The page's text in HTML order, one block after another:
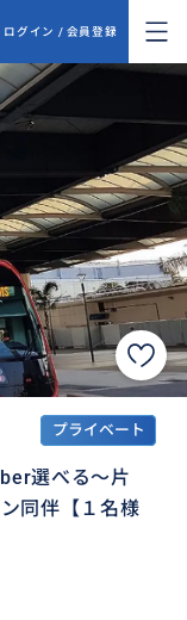
ログイン / 会員登録
プライベート
選べる～片
同伴【１名様